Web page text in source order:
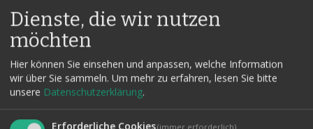
Das kleine Wunder geschieht in der Hand des Zuschauers,
ohne dass Sie die Karte oder die Schlange berühren! Keine
sofort wiederholbar. Einfachst vorzuführen! Sie brauchen
nicht mal eine Karte zu forcieren! Spaß, Überraschung und
Schrecken in der Hand des Zuschauers!
Sie erhalten die hochwertig gefertigte Stoffschlange sowie
Dienste, die wir nutzen
möchten
Hier können Sie einsehen und anpassen, welche Information
wir über Sie sammeln. Um mehr zu erfahren, lesen Sie bitte
unsere Datenschutzerklärung.
Erforderliche Cookies